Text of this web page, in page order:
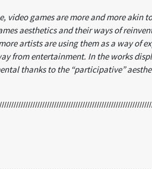
video games are more and more akin
aesthetics and their ways of
artists are using them as a way of
from entertainment. In the works
thanks to the “participative”